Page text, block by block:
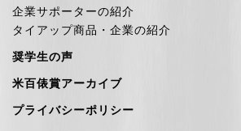
企業サポーターの紹介
タイアップ商品・企業の紹介
奨学生の声
米百俵賞アーカイブ
プライバシーポリシー